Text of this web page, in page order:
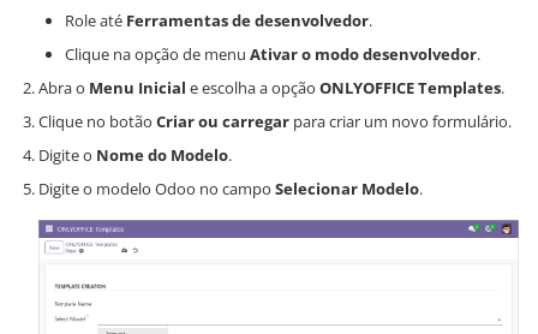
Role até Ferramentas de desenvolvedor.
Clique na opção de menu Ativar o modo desenvolvedor.
Abra o Menu Inicial e escolha a opção ONLYOFFICE Templates.
Clique no botão Criar ou carregar para criar um novo formulário.
Digite o Nome do Modelo.
Digite o modelo Odoo no campo Selecionar Modelo.